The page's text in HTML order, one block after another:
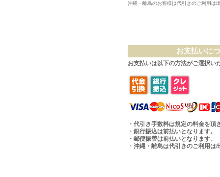
沖縄・離島のお客様は代引きのご利用は
お支払いに
お支払いは以下の方法がご選択い
・代引き手数料は規定の料金を頂
・銀行振込は前払いとなります。
・郵便振替は前払いとなります。
・沖縄・離島は代引きのご利用は